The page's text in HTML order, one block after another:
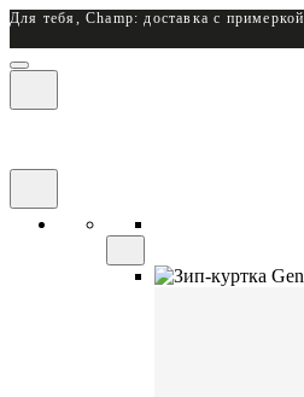
Для тебя, Champ: доставка с примеркой